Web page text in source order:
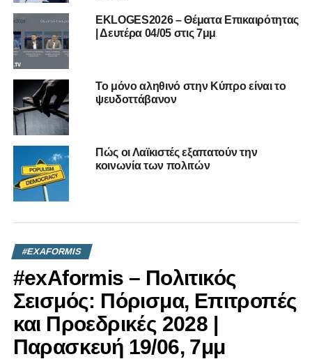
ΑΠΛΗ ΠΡΑΓΜΑΤΙΚΟΤΗΤΑ – Πέμπτη 12/02 στις
9μμ
DON'T MISS
ΣΕ ΠΡΩΤΟ ΠΡΟΣΩΠΟ – Επεισόδιο 18 | 10/02 στις
7μμ
EKLOGES2026 – Θέματα Επικαιρότητας
| Δευτέρα 04/05 στις 7μμ
To μόνο αληθινό στην Κύπρο είναι το
ψευδοττάβανον
Πώς οι Λαϊκιστές εξαπατούν την
κοινωνία των πολιτών
#EXAFORMIS
#exAformis – Πολιτικός
Σεισμός: Πόρισμα, Επιτροπές
και Προεδρικές 2028 |
Παρασκευή 19/06, 7μμ